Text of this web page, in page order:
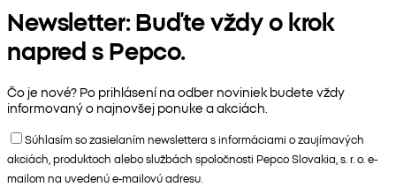
Newsletter: Buďte vždy o krok
napred s Pepco.
Čo je nové? Po prihlásení na odber noviniek budete vždy
informovaný o najnovšej ponuke a akciách.
Súhlasím so zasielaním newslettera s informáciami o zaujímavých
akciách, produktoch alebo službách spoločnosti Pepco Slovakia, s. r. o. e-
mailom na uvedenú e-mailovú adresu.